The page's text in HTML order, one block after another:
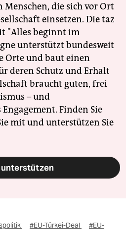
die sich vor Ort
einsetzen. Die taz
"Alles beginnt im
unterstützt bundesweit
Orte und baut einen
deren Schutz und Erhalt
braucht guten, frei
– und
Finden Sie
mit und unterstützen Sie
#EU-Türkei-Deal
#EU-